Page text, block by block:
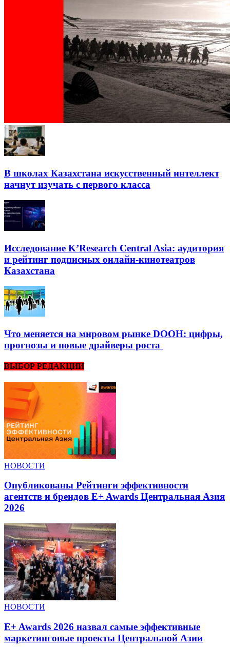
В школах Казахстана искусственный интеллект
начнут изучать с первого класса
Исследование K’Research Central Asia: аудитория
и рейтинг подписных онлайн-кинотеатров
Казахстана
Что меняется на мировом рынке DOOH: цифры,
прогнозы и новые драйверы роста
ВЫБОР РЕДАКЦИИ
НОВОСТИ
Опубликованы Рейтинги эффективности
агентств и брендов E+ Awards Центральная Азия
2026
НОВОСТИ
E+ Awards 2026 назвал самые эффективные
маркетинговые проекты Центральной Азии